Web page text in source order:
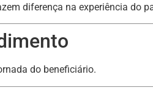
diferença na experiência do
do beneficiário.